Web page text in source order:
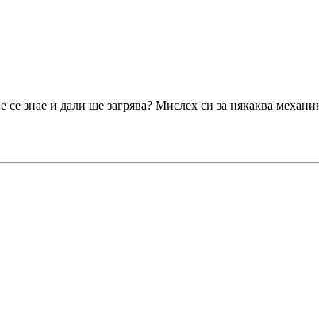
знае и дали ще загрява? Мислех си за някаква